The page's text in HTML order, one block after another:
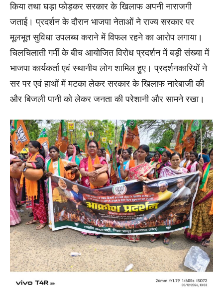
किया तथा घड़ा फोड़कर सरकार के खिलाफ अपनी नाराजगी
जताई। प्रदर्शन के दौरान भाजपा नेताओं ने राज्य सरकार पर
मूलभूत सुविधा उपलब्ध कराने में विफल रहने का आरोप लगाया।
चिलचिलाती गर्मी के बीच आयोजित विरोध प्रदर्शन में बड़ी संख्या में
भाजपा कार्यकर्ता एवं स्थानीय लोग शामिल हुए। प्रदर्शनकारियों ने
सर पर एवं हाथों में मटका लेकर सरकार के खिलाफ नारेबाजी की
और बिजली पानी को लेकर जनता की परेशानी और सामने रखा।